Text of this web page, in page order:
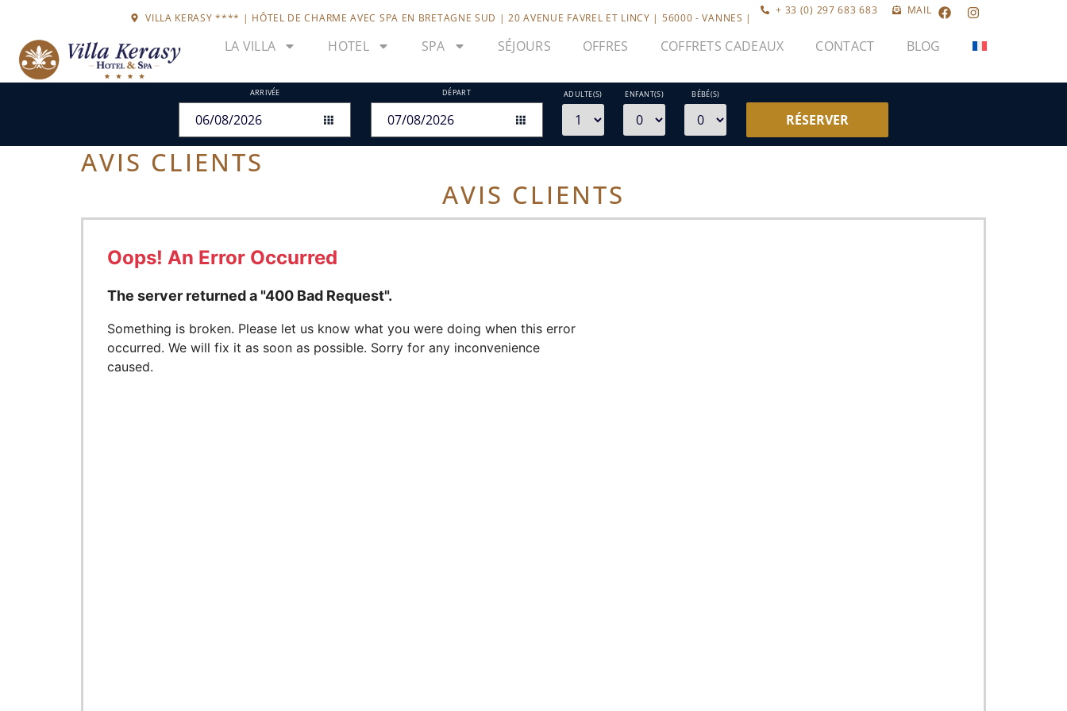
VILLA KERASY **** | HÔTEL DE CHARME AVEC SPA EN BRETAGNE SUD | 20 AVENUE FAVREL ET LINCY | 56000 - VANNES |
+ 33 (0) 297 683 683 MAIL
LA VILLA HOTEL SPA SÉJOURS OFFRES COFFRETS CADEAUX CONTACT BLOG
ARRIVÉE DÉPART ADULTE(S) ENFANT(S) BÉBÉ(S)
AVIS CLIENTS
AVIS CLIENTS